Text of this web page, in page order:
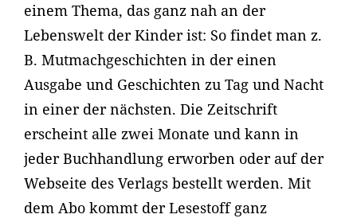
einem Thema, das ganz nah an der
Lebenswelt der Kinder ist: So findet man z.
B. Mutmachgeschichten in der einen
Ausgabe und Geschichten zu Tag und Nacht
in einer der nächsten. Die Zeitschrift
erscheint alle zwei Monate und kann in
jeder Buchhandlung erworben oder auf der
Webseite des Verlags bestellt werden. Mit
dem Abo kommt der Lesestoff ganz